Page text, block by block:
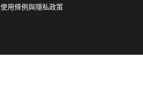
使用條例與隱私政策